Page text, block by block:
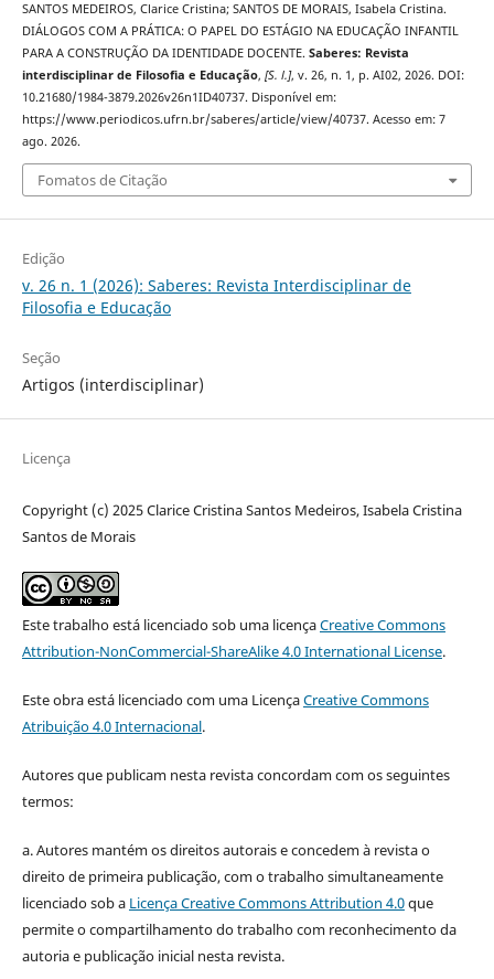
SANTOS MEDEIROS, Clarice Cristina; SANTOS DE MORAIS, Isabela Cristina.
DIÁLOGOS COM A PRÁTICA: O PAPEL DO ESTÁGIO NA EDUCAÇÃO INFANTIL
PARA A CONSTRUÇÃO DA IDENTIDADE DOCENTE. Saberes: Revista
interdisciplinar de Filosofia e Educação, [S. l.], v. 26, n. 1, p. AI02, 2026. DOI:
10.21680/1984-3879.2026v26n1ID40737. Disponível em:
https://www.periodicos.ufrn.br/saberes/article/view/40737. Acesso em: 7
ago. 2026.
Fomatos de Citação
Edição
v. 26 n. 1 (2026): Saberes: Revista Interdisciplinar de
Filosofia e Educação
Seção
Artigos (interdisciplinar)
Licença
Copyright (c) 2025 Clarice Cristina Santos Medeiros, Isabela Cristina
Santos de Morais
Este trabalho está licenciado sob uma licençaCreative Commons
Attribution-NonCommercial-ShareAlike 4.0 International License.
Este obra está licenciado com uma LicençaCreative Commons
Atribuição 4.0 Internacional.
Autores que publicam nesta revista concordam com os seguintes
termos:
a. Autores mantém os direitos autorais e concedem à revista o
direito de primeira publicação, com o trabalho simultaneamente
licenciado sob a Licença Creative Commons Attribution 4.0que
permite o compartilhamento do trabalho com reconhecimento da
autoria e publicação inicial nesta revista.